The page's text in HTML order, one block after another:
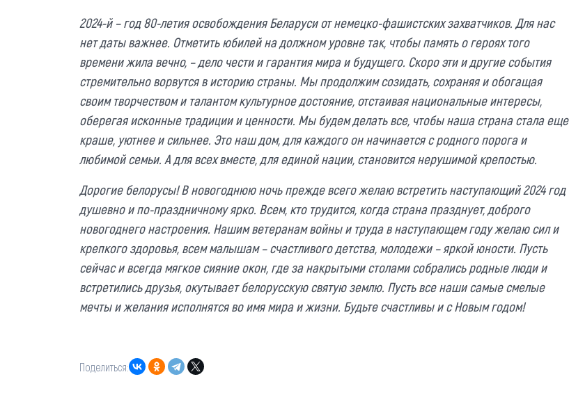
2024-й – год 80-летия освобождения Беларуси от немецко-фашистских захватчиков. Для нас
нет даты важнее. Отметить юбилей на должном уровне так, чтобы память о героях того
времени жила вечно, – дело чести и гарантия мира и будущего. Скоро эти и другие события
стремительно ворвутся в историю страны. Мы продолжим созидать, сохраняя и обогащая
своим творчеством и талантом культурное достояние, отстаивая национальные интересы,
оберегая исконные традиции и ценности. Мы будем делать все, чтобы наша страна стала еще
краше, уютнее и сильнее. Это наш дом, для каждого он начинается с родного порога и
любимой семьи. А для всех вместе, для единой нации, становится нерушимой крепостью.
Дорогие белорусы! В новогоднюю ночь прежде всего желаю встретить наступающий 2024 год
душевно и по-праздничному ярко. Всем, кто трудится, когда страна празднует, доброго
новогоднего настроения. Нашим ветеранам войны и труда в наступающем году желаю сил и
крепкого здоровья, всем малышам – счастливого детства, молодежи – яркой юности. Пусть
сейчас и всегда мягкое сияние окон, где за накрытыми столами собрались родные люди и
встретились друзья, окутывает белорусскую святую землю. Пусть все наши самые смелые
мечты и желания исполнятся во имя мира и жизни. Будьте счастливы и с Новым годом!
Поделиться: